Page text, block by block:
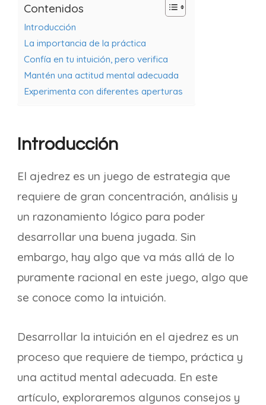
Contenidos
Introducción
La importancia de la práctica
Confía en tu intuición, pero verifica
Mantén una actitud mental adecuada
Experimenta con diferentes aperturas
Introducción
El ajedrez es un juego de estrategia que
requiere de gran concentración, análisis y
un razonamiento lógico para poder
desarrollar una buena jugada. Sin
embargo, hay algo que va más allá de lo
puramente racional en este juego, algo que
se conoce como la intuición.
Desarrollar la intuición en el ajedrez es un
proceso que requiere de tiempo, práctica y
una actitud mental adecuada. En este
artículo, exploraremos algunos consejos y